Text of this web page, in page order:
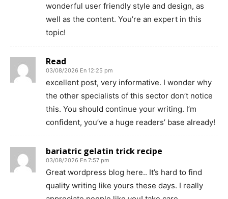
wonderful user friendly style and design, as
well as the content. You’re an expert in this
topic!
Read
03/08/2026 En 12:25 pm
excellent post, very informative. I wonder why
the other specialists of this sector don’t notice
this. You should continue your writing. I’m
confident, you’ve a huge readers’ base already!
bariatric gelatin trick recipe
03/08/2026 En 7:57 pm
Great wordpress blog here.. It’s hard to find
quality writing like yours these days. I really